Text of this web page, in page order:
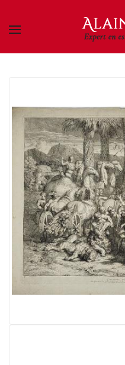
Skip to main content